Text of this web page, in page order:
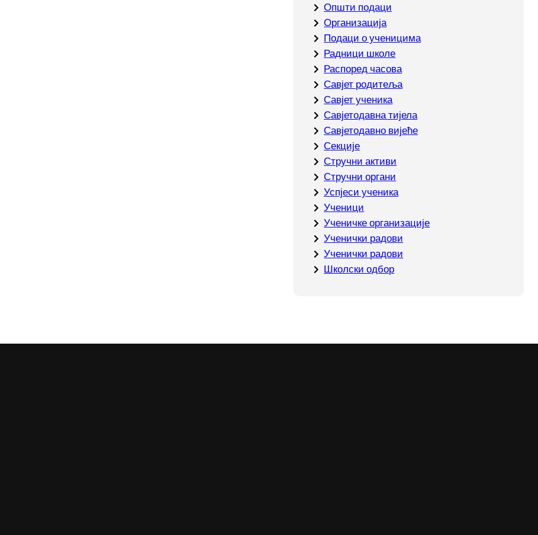
Општи подаци
Организација
Подаци о ученицима
Радници школе
Распоред часова
Савјет родитеља
Савјет ученика
Савјетодавна тијела
Савјетодавно вијеће
Секције
Стручни активи
Стручни органи
Успјеси ученика
Ученици
Ученичке организације
Ученички радови
Ученички радови
Школски одбор